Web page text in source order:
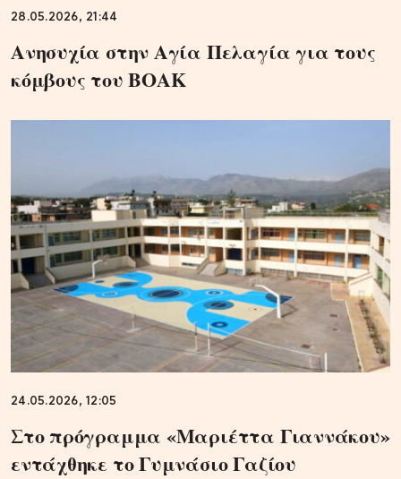
28.05.2026, 21:44
Ανησυχία στην Αγία Πελαγία για τους
κόμβους του ΒΟΑΚ
24.05.2026, 12:05
Στο πρόγραμμα «Μαριέττα Γιαννάκου»
εντάχθηκε το Γυμνάσιο Γαζίου